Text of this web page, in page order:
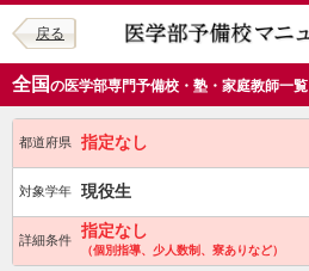
戻る
全国の医学部専門予備校・塾・家庭教師一覧
都道府県 指定なし
対象学年 現役生
詳細条件 指定なし
（個別指導、少人数制、寮ありなど）